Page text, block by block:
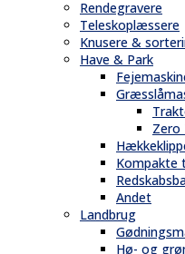
Rendegravere
Teleskoplæssere
Knusere &
Have & Park
Zero
Kompakte
Andet
Landbrug
Hø- og